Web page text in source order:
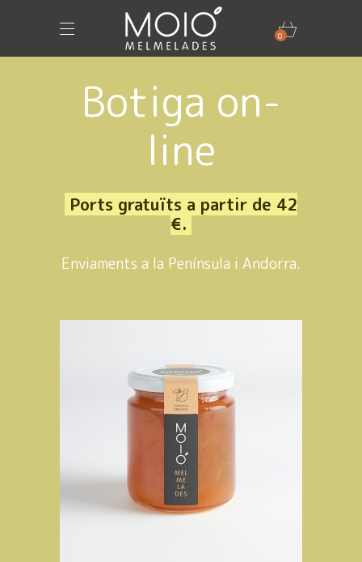
0
Botiga on-
line
Ports gratuïts a partir de 42
€.
Enviaments a la Península i Andorra.